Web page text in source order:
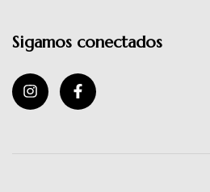
Sigamos conectados